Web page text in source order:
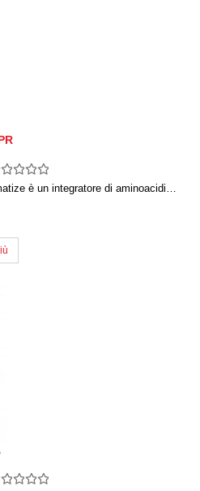
è un integratore di aminoacidi…